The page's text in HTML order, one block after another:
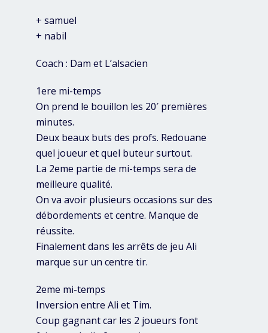
+ samuel
+ nabil
Coach : Dam et L’alsacien
1ere mi-temps
On prend le bouillon les 20′ premières
minutes.
Deux beaux buts des profs. Redouane
quel joueur et quel buteur surtout.
La 2eme partie de mi-temps sera de
meilleure qualité.
On va avoir plusieurs occasions sur des
débordements et centre. Manque de
réussite.
Finalement dans les arrêts de jeu Ali
marque sur un centre tir.
2eme mi-temps
Inversion entre Ali et Tim.
Coup gagnant car les 2 joueurs font